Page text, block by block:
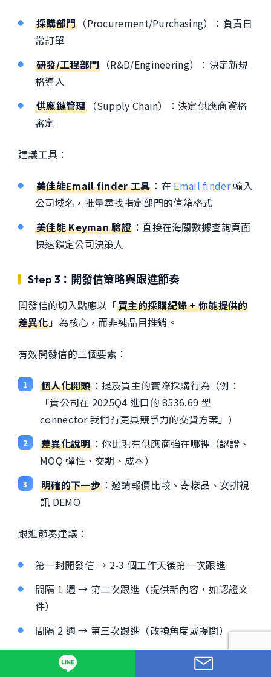
採購部門 （Procurement/Purchasing）：負責日
常訂單
研發/工程部門 （R&D/Engineering）：決定新規
格導入
供應鏈管理（Supply Chain）：決定供應商資格
審定
建議工具：
美佳能Email finder 工具 ：在 Email finder輸入
公司域名，批量尋找指定部門的信箱格式
美佳能 Keyman 驗證：直接在海關數據查詢頁面
快速鎖定公司決策人
Step 3：開發信策略與跟進節奏
開發信的切入點應以「買主的採購紀錄 + 你能提供的
差異化」為核心，而非純品目推銷。
有效開發信的三個要素：
個人化開頭：提及買主的實際採購行為（例：
「貴公司在 2025Q4 進口的 8536.69 型
connector 我們有更具競爭力的交貨方案」）
差異化說明：你比現有供應商強在哪裡（認證、
MOQ 彈性、交期、成本）
明確的下一步：邀請報價比較、寄樣品、安排視
訊 DEMO
跟進節奏建議：
第一封開發信 → 2-3 個工作天後第一次跟進
間隔 1 週 → 第二次跟進（提供新內容，如認證文
件）
間隔 2 週 → 第三次跟進（改換角度或提問）
開發信撰寫技巧詳見業主 開發信實戰指南。